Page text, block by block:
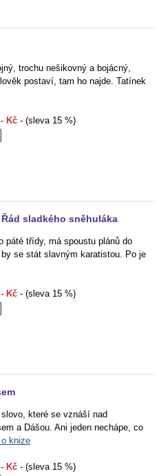
trochu nešikovný a bojácný,
postaví, tam ho najde. Tatínek
Kč - (sleva 15 %)
Řád sladkého sněhuláka
páté třídy, má spoustu plánů do
by se stát slavným karatistou. Po je
Kč - (sleva 15 %)
které se vznáší nad
a Dášou. Ani jeden nechápe, co
knize
Kč - (sleva 15 %)